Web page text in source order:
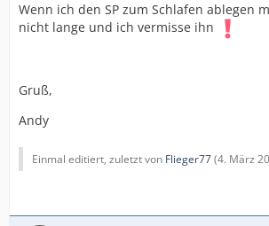
Wenn ich den SP zum Schlafen ablegen
nicht lange und ich vermisse ihn
Gruß,
Andy
Einmal editiert, zuletzt von Flieger77(4. März